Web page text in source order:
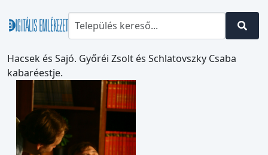
Hacsek és Sajó. Győréi Zsolt és Schlatovszky Csaba
kabaréestje.